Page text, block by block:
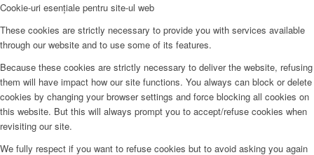
Cookie-uri esențiale pentru site-ul web
These cookies are strictly necessary to provide you with services available
through our website and to use some of its features.
Because these cookies are strictly necessary to deliver the website, refusing
them will have impact how our site functions. You always can block or delete
cookies by changing your browser settings and force blocking all cookies on
this website. But this will always prompt you to accept/refuse cookies when
revisiting our site.
We fully respect if you want to refuse cookies but to avoid asking you again